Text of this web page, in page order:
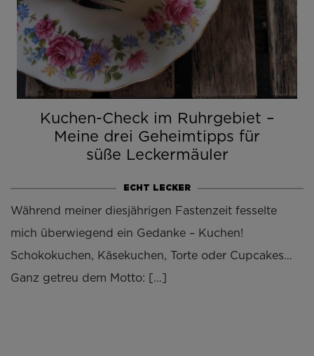
Kuchen-Check im Ruhrgebiet –
Meine drei Geheimtipps für
süße Leckermäuler
ECHT LECKER
Während meiner diesjährigen Fastenzeit fesselte
mich überwiegend ein Gedanke – Kuchen!
Schokokuchen, Käsekuchen, Torte oder Cupcakes…
Ganz getreu dem Motto: […]